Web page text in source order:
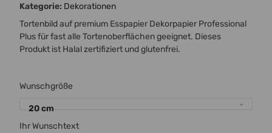
Kategorie: Dekorationen
Tortenbild auf premium Esspapier Dekorpapier Professional
Plus für fast alle Tortenoberflächen geeignet. Dieses
Produkt ist Halal zertifiziert und glutenfrei.
Wunschgröße
20 cm
Ihr Wunschtext